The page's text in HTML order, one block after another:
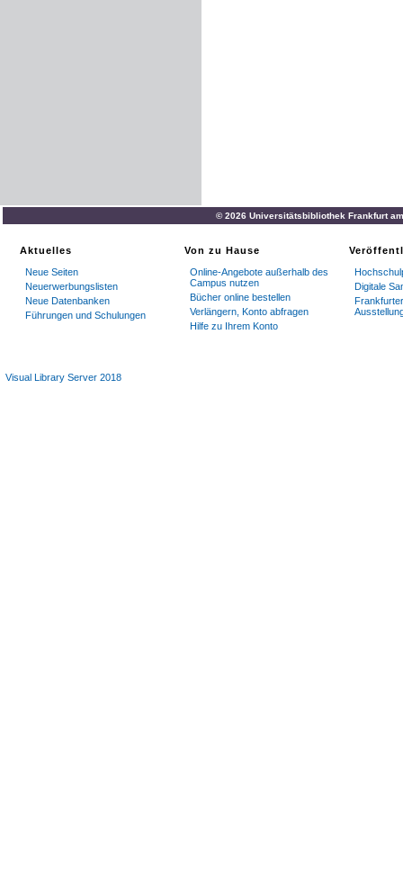
© 2026 Universitätsbibliothek Frankfurt
Aktuelles
Neue Seiten
Neuerwerbungslisten
Neue Datenbanken
Führungen und Schulungen
Von zu Hause
Online-Angebote außerhalb des
Campus nutzen
Bücher online bestellen
Verlängern, Konto abfragen
Hilfe zu Ihrem Konto
Digitale
Visual Library Server 2018